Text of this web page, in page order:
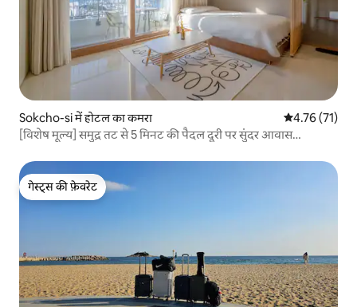
Sokcho-si में होटल का कमरा औसत रेटिंग 5 में
4.76 (71)
[विशेष मूल्य] समुद्र तट से 5 मिनट की पैदल दूरी पर सुंदर आवास
गेस्ट्स की फ़ेवरेट
गेस्ट्स की फ़ेवरेट